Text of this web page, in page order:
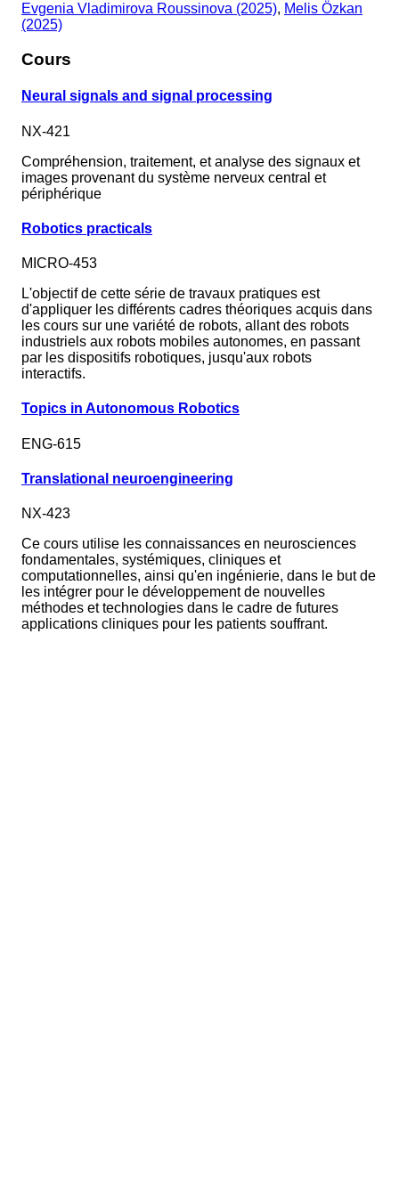
Evgenia Vladimirova Roussinova (2025), Melis Özkan
(2025)
Cours
Neural signals and signal processing
NX-421
Compréhension, traitement, et analyse des signaux et
images provenant du système nerveux central et
périphérique
Robotics practicals
MICRO-453
L'objectif de cette série de travaux pratiques est
d'appliquer les différents cadres théoriques acquis dans
les cours sur une variété de robots, allant des robots
industriels aux robots mobiles autonomes, en passant
par les dispositifs robotiques, jusqu'aux robots
interactifs.
Topics in Autonomous Robotics
ENG-615
Translational neuroengineering
NX-423
Ce cours utilise les connaissances en neurosciences
fondamentales, systémiques, cliniques et
computationnelles, ainsi qu'en ingénierie, dans le but de
les intégrer pour le développement de nouvelles
méthodes et technologies dans le cadre de futures
applications cliniques pour les patients souffrant.